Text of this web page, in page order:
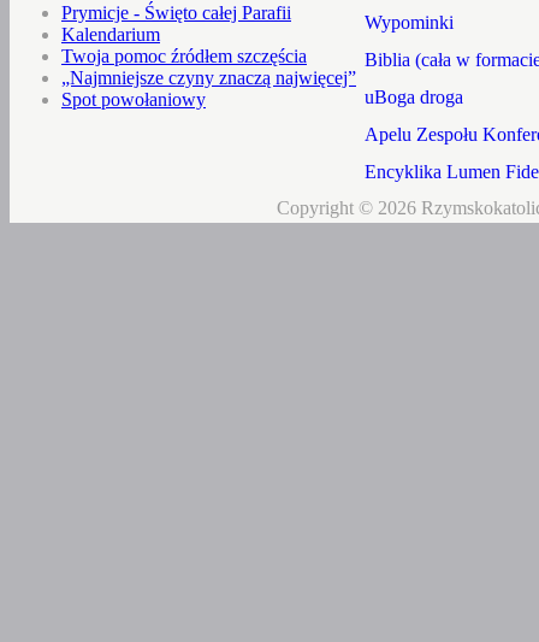
Prymicje - Święto całej Parafii
Kalendarium
Twoja pomoc źródłem szczęścia
„Najmniejsze czyny znaczą najwięcej”
Spot powołaniowy
Wypominki
Biblia (cała w
uBoga droga
Apelu Zespołu
Encyklika Lumen
Copyright © 2026